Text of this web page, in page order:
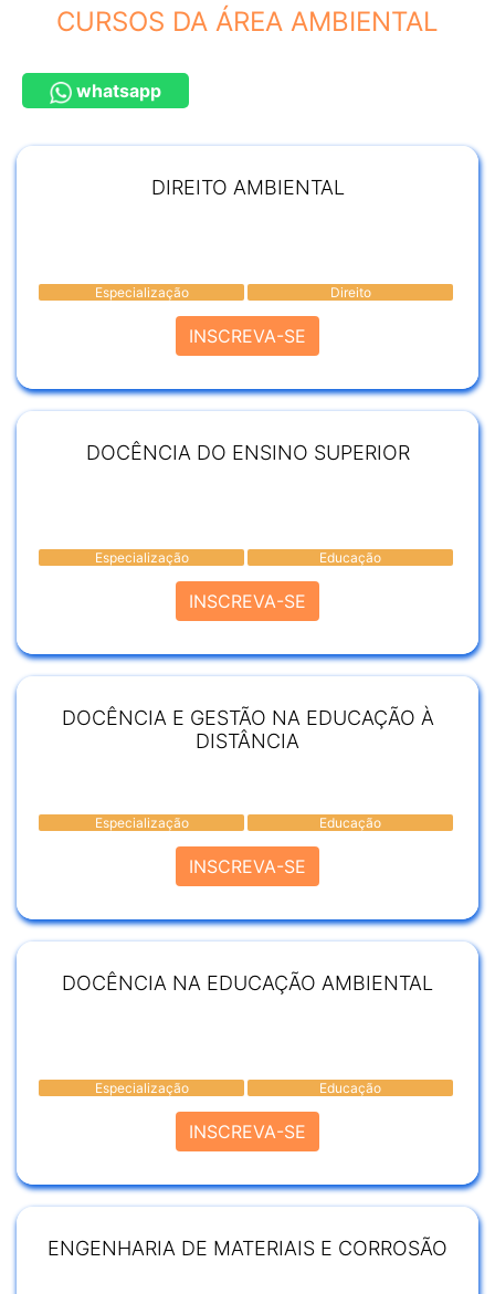
CURSOS DA ÁREA AMBIENTAL
whatsapp
DIREITO AMBIENTAL
Especialização Direito
INSCREVA-SE
DOCÊNCIA DO ENSINO SUPERIOR
Especialização Educação
INSCREVA-SE
DOCÊNCIA E GESTÃO NA EDUCAÇÃO À
DISTÂNCIA
Especialização Educação
INSCREVA-SE
DOCÊNCIA NA EDUCAÇÃO AMBIENTAL
Especialização Educação
INSCREVA-SE
ENGENHARIA DE MATERIAIS E CORROSÃO